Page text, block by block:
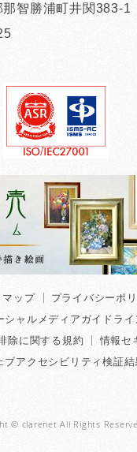
智勝浦町井関383-1
ップ
プライバシーポ
シャルメディアガイドライ
除に関する規約
情報セ
ブアクセシビリティ検証結
© clarenet All Rights